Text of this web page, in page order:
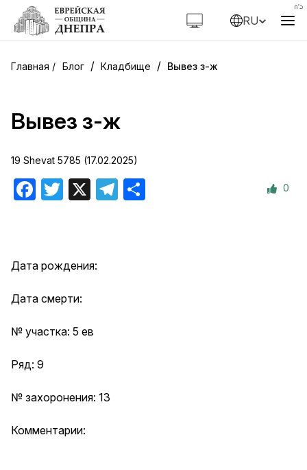
RU
Блог / Кладбище / Вывез з-ж
Вывез з-ж
19 Shevat 5785 (17.02.2025)
Facebook
Twitter Telegram 0
Дата рождения:
Дата смерти:
№ участка: 5 ев
Ряд: 9
№ захоронения: 13
Комментарии: